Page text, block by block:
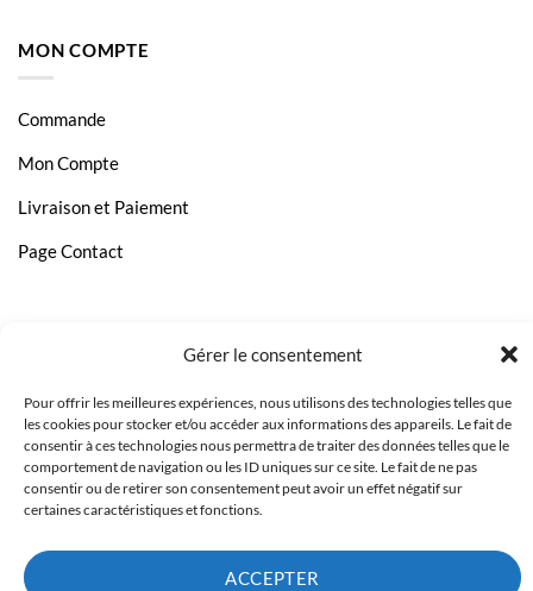
Gérer le consentement
Pour offrir les meilleures expériences, nous utilisons des technologies telles que
les cookies pour stocker et/ou accéder aux informations des appareils. Le fait de
consentir à ces technologies nous permettra de traiter des données telles que le
comportement de navigation ou les ID uniques sur ce site. Le fait de ne pas
consentir ou de retirer son consentement peut avoir un effet négatif sur
certaines caractéristiques et fonctions.
ACCEPTER
MON COMPTE
Commande
Mon Compte
Livraison et Paiement
Page Contact